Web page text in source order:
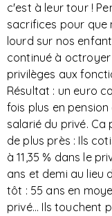
c'est à leur tour !
sacrifices pour que
lourd sur nos
continué à
privilèges aux
Résultat : un euro
fois plus en
salarié du privé.
de plus près : Ils
à 11,35 % dans le
ans et demi au lieu
tôt : 55 ans en
privé... Ils touchent